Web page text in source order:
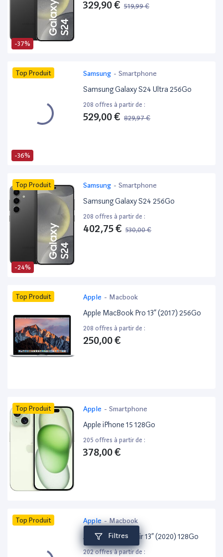
Filtres
-37%
329,90 € 519,99 €
-36%
Top Produit Samsung - Smartphone
Samsung Galaxy S24 Ultra 256Go
208 offres à partir de :
529,00 € 829,97 €
-24%
Top Produit Samsung - Smartphone
Samsung Galaxy S24 256Go
208 offres à partir de :
402,75 € 530,00 €
Top Produit Apple - Macbook
Apple MacBook Pro 13” (2017) 256Go
208 offres à partir de :
250,00 €
Top Produit Apple - Smartphone
Apple iPhone 15 128Go
205 offres à partir de :
378,00 €
Top Produit Apple- Macbook
Apple MacBook Air 13” (2020) 128Go
202 offres à partir de :